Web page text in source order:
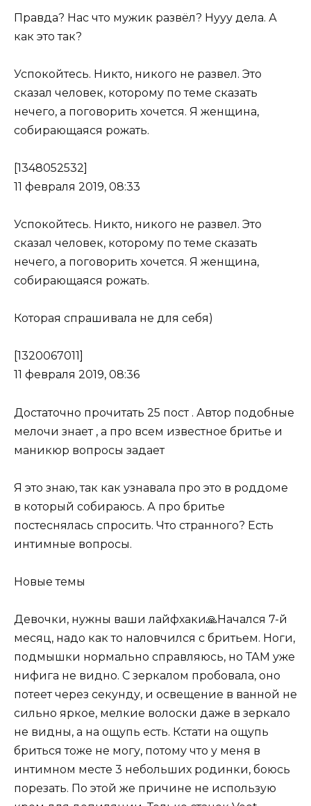
Правда? Нас что мужик развёл? Нууу дела. А
как это так?
Успокойтесь. Никто, никого не развел. Это
сказал человек, которому по теме сказать
нечего, а поговорить хочется. Я женщина,
собирающаяся рожать.
[1348052532]
11 февраля 2019, 08:33
Успокойтесь. Никто, никого не развел. Это
сказал человек, которому по теме сказать
нечего, а поговорить хочется. Я женщина,
собирающаяся рожать.
Которая спрашивала не для себя)
[1320067011]
11 февраля 2019, 08:36
Достаточно прочитать 25 пост . Автор подобные
мелочи знает , а про всем известное бритье и
маникюр вопросы задает
Я это знаю, так как узнавала про это в роддоме
в который собираюсь. А про бритье
постеснялась спросить. Что странного? Есть
интимные вопросы.
Новые темы
Девочки, нужны ваши лайфхаки🙏Начался 7-й
месяц, надо как то наловчился с бритьем. Ноги,
подмышки нормально справляюсь, но ТАМ уже
нифига не видно. С зеркалом пробовала, оно
потеет через секунду, и освещение в ванной не
сильно яркое, мелкие волоски даже в зеркало
не видны, а на ощупь есть. Кстати на ощупь
бриться тоже не могу, потому что у меня в
интимном месте 3 небольших родинки, боюсь
порезать. По этой же причине не использую